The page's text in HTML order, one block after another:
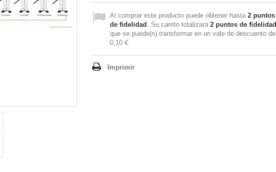
Al comprar este producto puede obtener hasta 2 puntos
de fidelidad . Su carrito totalizará 2 puntos de fidelidad
que se puede(n) transformar en un vale de descuento de
0,10 €.
Imprimir